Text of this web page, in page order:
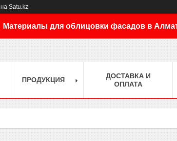
на Satu.kz
Материалы для облицовки фасадов в
ПРОДУКЦИЯ
ДОСТАВКА И
ОПЛАТА